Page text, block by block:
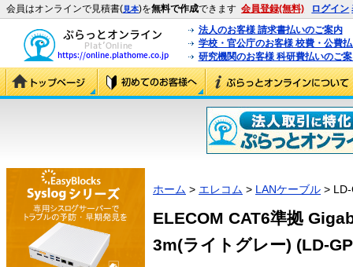
会員はオンラインで見積書(見本)を無料で作成できます 会員登録(無料) ログイン
法人のお客様 請求書払いのご案内
学校・官公庁のお客様 校費・公費
研究機関のお客様 科研費払いのご
ホーム > エレコム > LANケーブル >
ELECOM CAT6準拠
3m(ライトグレー) (LD-